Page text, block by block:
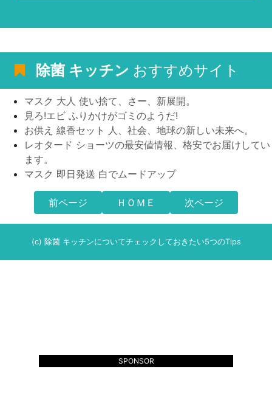
除菌 キッチン おすすめサイト
マスク 大人 使い捨て、さー、新展開。
見ろ!エビ ふりかけがゴミのようだ!
お供え 線香セット 人、社会、地球の新しい未来へ。
レオタード ショーツの最安値情報、格安でお届けしてい
ます。
マスク 即日発送 白でムードアップ
前ページ ＨＯＭＥ 次ページ
(c) 除菌 キッチンについてチェックしておきたい5つのTips
SPONSOR